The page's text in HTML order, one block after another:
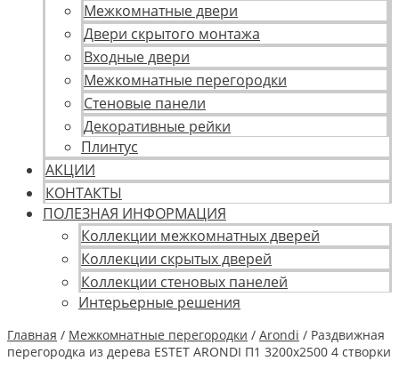
Межкомнатные двери
Двери скрытого монтажа
Входные двери
Межкомнатные перегородки
Стеновые панели
Декоративные рейки
Плинтус
АКЦИИ
КОНТАКТЫ
ПОЛЕЗНАЯ ИНФОРМАЦИЯ
Коллекции межкомнатных дверей
Коллекции скрытых дверей
Коллекции стеновых панелей
Интерьерные решения
Главная / Межкомнатные перегородки / Arondi / Раздвижная
перегородка из дерева ESTET ARONDI П1 3200х2500 4 створки